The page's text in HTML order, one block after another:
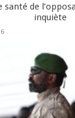
santé de
inquiète